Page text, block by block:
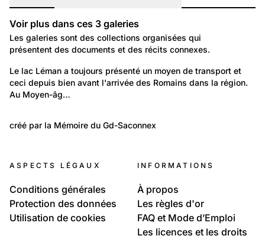
Galeries
Voir plus dans ces 3 galeries
Les galeries sont des collections organisées qui
présentent des documents et des récits connexes.
Environnement: Transport
Barques du Léman
Le lac Léman a toujours présenté un moyen de transport et
ceci depuis bien avant l'arrivée des Romains dans la région.
Au Moyen-âg…
Lieux: Genève
créé par la Mémoire du Gd-Saconnex
Cartes postales colorées
ASPECTS LÉGAUX
Conditions générales
Protection des données
Utilisation de cookies
INFORMATIONS
À propos
Les règles d'or
FAQ et Mode d’Emploi
Les licences et les droits